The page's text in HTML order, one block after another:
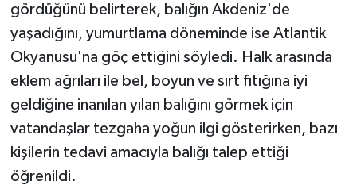
gördüğünü belirterek, balığın Akdeniz'de
yaşadığını, yumurtlama döneminde ise Atlantik
Okyanusu'na göç ettiğini söyledi. Halk arasında
eklem ağrıları ile bel, boyun ve sırt fıtığına iyi
geldiğine inanılan yılan balığını görmek için
vatandaşlar tezgaha yoğun ilgi gösterirken, bazı
kişilerin tedavi amacıyla balığı talep ettiği
öğrenildi.